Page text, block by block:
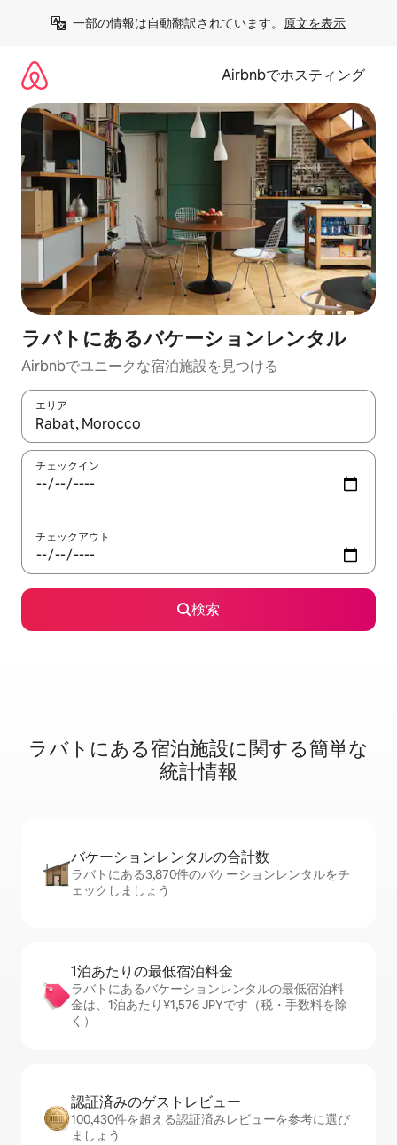
一部の情報は自動翻訳されています。 原文を表示
Airbnbでホスティング
ラバトにあるバケーションレンタル
Airbnbでユニークな宿泊施設を見つける
エリア
検索結果が表示されたら、上下の矢印キーを使って移動するか
チェックイン
チェックアウト
検索
ラバトに⁠あ⁠る宿⁠泊⁠施⁠設⁠に関⁠す⁠る簡⁠単⁠な
統⁠計⁠情⁠報
バケーションレ⁠ン⁠タ⁠ル⁠の合⁠計⁠数
ラバトにある3,870件のバケーションレンタルをチ
ェックしましょう
1泊あたりの最⁠低⁠宿⁠泊⁠料⁠金
ラバトにあるバケーションレンタルの最低宿泊料
金は、1泊あたり¥1,576 JPYです（税・手数料を除
く）
認証済みのゲ⁠ス⁠ト⁠レ⁠ビ⁠ュ⁠ー
100,430件を超える認証済みレビューを参考に選び
ましょう